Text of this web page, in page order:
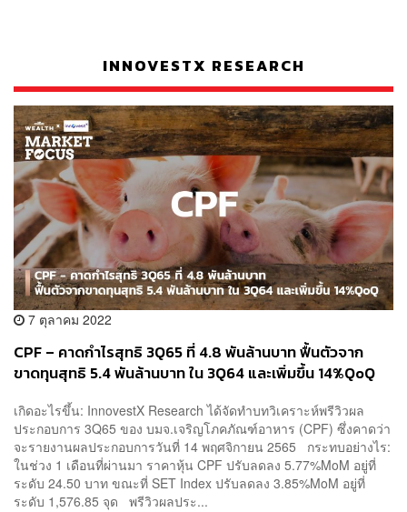
INNOVESTX RESEARCH
7 ตุลาคม 2022
CPF – คาดกำไรสุทธิ 3Q65 ที่ 4.8 พันล้านบาท ฟื้นตัวจาก
ขาดทุนสุทธิ 5.4 พันล้านบาท ใน 3Q64 และเพิ่มขึ้น 14%QoQ
เกิดอะไรขึ้น: InnovestX Research ได้จัดทำบทวิเคราะห์พรีวิวผล
ประกอบการ 3Q65 ของ บมจ.เจริญโภคภัณฑ์อาหาร (CPF) ซึ่งคาดว่า
จะรายงานผลประกอบการวันที่ 14 พฤศจิกายน 2565 กระทบอย่างไร:
ในช่วง 1 เดือนที่ผ่านมา ราคาหุ้น CPF ปรับลดลง 5.77%MoM อยู่ที่
ระดับ 24.50 บาท ขณะที่ SET Index ปรับลดลง 3.85%MoM อยู่ที่
ระดับ 1,576.85 จุด พรีวิวผลประ...